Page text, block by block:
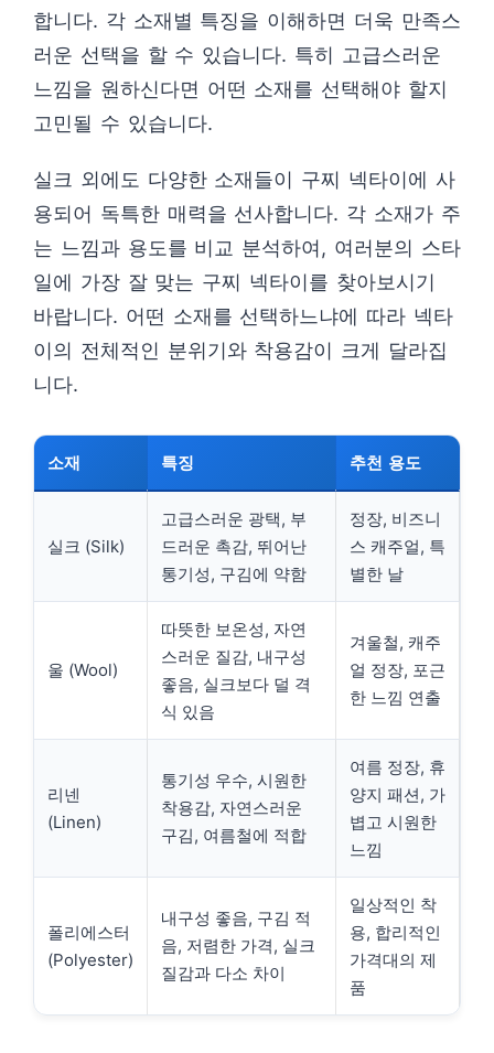
합니다. 각 소재별 특징을 이해하면 더욱 만족스
러운 선택을 할 수 있습니다. 특히 고급스러운
느낌을 원하신다면 어떤 소재를 선택해야 할지
고민될 수 있습니다.
실크 외에도 다양한 소재들이 구찌 넥타이에 사
용되어 독특한 매력을 선사합니다. 각 소재가 주
는 느낌과 용도를 비교 분석하여, 여러분의 스타
일에 가장 잘 맞는 구찌 넥타이를 찾아보시기
바랍니다. 어떤 소재를 선택하느냐에 따라 넥타
이의 전체적인 분위기와 착용감이 크게 달라집
니다.
소재 특징 추천 용도
실크 (Silk)
고급스러운 광택, 부
드러운 촉감, 뛰어난
통기성, 구김에 약함
정장, 비즈니
스 캐주얼, 특
별한 날
울 (Wool)
따뜻한 보온성, 자연
스러운 질감, 내구성
좋음, 실크보다 덜 격
식 있음
겨울철, 캐주
얼 정장, 포근
한 느낌 연출
리넨
(Linen)
통기성 우수, 시원한
착용감, 자연스러운
구김, 여름철에 적합
여름 정장, 휴
양지 패션, 가
볍고 시원한
느낌
폴리에스터
(Polyester)
내구성 좋음, 구김 적
음, 저렴한 가격, 실크
질감과 다소 차이
일상적인 착
용, 합리적인
가격대의 제
품